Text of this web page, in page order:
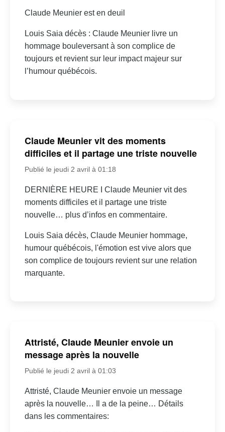
Claude Meunier est en deuil
Louis Saia décès : Claude Meunier livre un
hommage bouleversant à son complice de
toujours et revient sur leur impact majeur sur
l’humour québécois.
Claude Meunier vit des moments
difficiles et il partage une triste nouvelle
Publié le jeudi 2 avril à 01:18
DERNIÈRE HEURE I Claude Meunier vit des
moments difficiles et il partage une triste
nouvelle… plus d’infos en commentaire.
Louis Saia décès, Claude Meunier hommage,
humour québécois, l'émotion est vive alors que
son complice de toujours revient sur une relation
marquante.
Attristé, Claude Meunier envoie un
message après la nouvelle
Publié le jeudi 2 avril à 01:03
Attristé, Claude Meunier envoie un message
après la nouvelle… Il a de la peine… Détails
dans les commentaires: